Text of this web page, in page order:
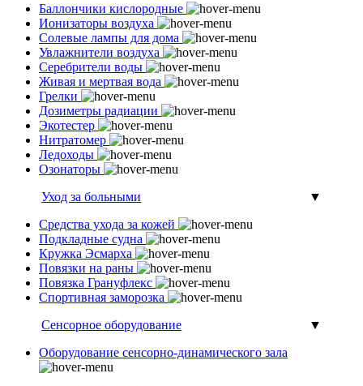
Баллончики кислородные
Ионизаторы воздуха
Солевые лампы для дома
Увлажнители воздуха
Серебрители воды
Живая и мертвая вода
Грелки
Дозиметры радиации
Экотестер
Нитратомер
Ледоходы
Озонаторы
Уход за больными
▼
Средства ухода за кожей
Подкладные судна
Кружка Эсмарха
Повязки на раны
Повязка Грануфлекс
Спортивная заморозка
Сенсорное оборудование
▼
Оборудование сенсорно-динамического зала